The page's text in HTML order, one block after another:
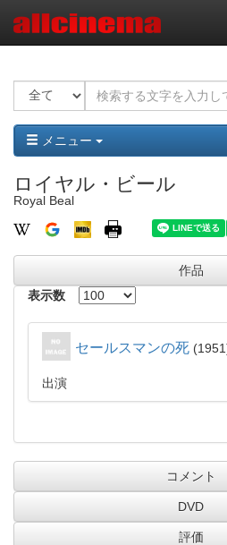
メニュー
ロイヤル・ビール
Royal Beal
作品
表示数
セールスマンの死 1951
出演
コメント
DVD
評価